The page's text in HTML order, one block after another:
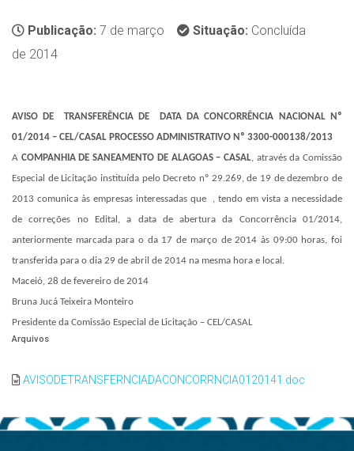
Publicação: 7 de março
de 2014
Situação: Concluída
AVISO DE TRANSFERÊNCIA DE
DATA DA CONCORRÊNCIA NACIONAL Nº
01/2014 – CEL/CASAL PROCESSO ADMINISTRATIVO Nº 3300-000138/2013
A COMPANHIA DE SANEAMENTO DE ALAGOAS – CASAL, através da Comissão
Especial de Licitação instituída pelo Decreto nº 29.269, de 19 de dezembro de
2013 comunica às empresas interessadas que
, tendo em vista a necessidade
de correções no Edital, a data de abertura da Concorrência 01/2014,
anteriormente marcada para o da 17 de março de 2014 às 09:00 horas, foi
transferida para o dia 29 de abril de 2014 na mesma hora e local.
Maceió, 28 de fevereiro de 2014
Bruna Jucá Teixeira Monteiro
Presidente da Comissão Especial de Licitação – CEL/CASAL
Arquivos
AVISODETRANSFERNCIADACONCORRNCIA0120141.doc